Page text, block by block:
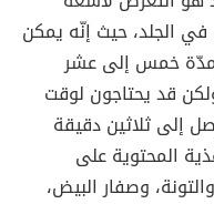
الجلد، حيث إنّه يمكن
بمدّة خمس إلى عشر
قد يحتاجون لوقت
إلى ثلاثين دقيقة
المحتوية على
وصفار البيض،